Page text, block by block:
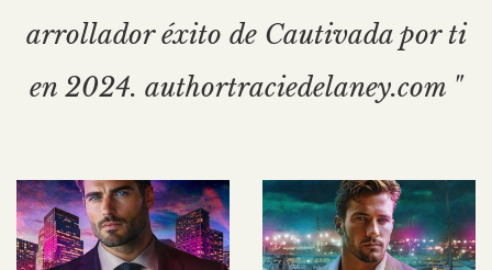
arrollador éxito de Cautivada por ti
en 2024. authortraciedelaney.com "